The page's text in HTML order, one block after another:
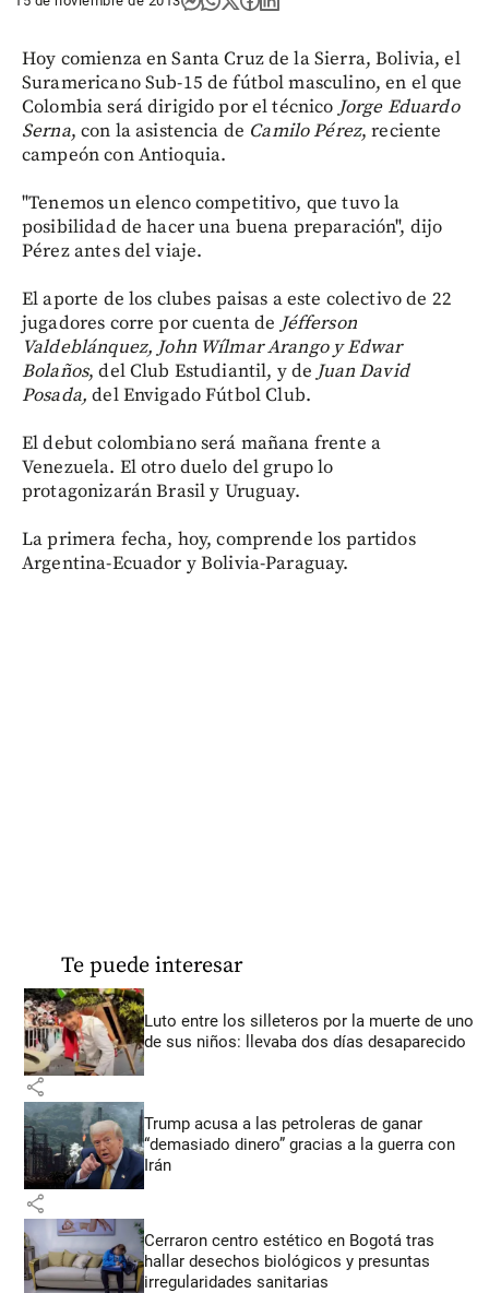
Hoy comienza en Santa Cruz de la Sierra, Bolivia, el
Suramericano Sub-15 de fútbol masculino, en el que
Colombia será dirigido por el técnico Jorge Eduardo
Serna, con la asistencia de Camilo Pérez, reciente
campeón con Antioquia.
"Tenemos un elenco competitivo, que tuvo la
posibilidad de hacer una buena preparación", dijo
Pérez antes del viaje.
El aporte de los clubes paisas a este colectivo de 22
jugadores corre por cuenta de Jéfferson
Valdeblánquez, John Wílmar Arango y Edwar
Bolaños, del Club Estudiantil, y de Juan David
Posada,del Envigado Fútbol Club.
El debut colombiano será mañana frente a
Venezuela. El otro duelo del grupo lo
protagonizarán Brasil y Uruguay.
La primera fecha, hoy, comprende los partidos
Argentina-Ecuador y Bolivia-Paraguay.
Te puede interesar
Luto entre los silleteros por la muerte de uno
de sus niños: llevaba dos días desaparecido
share
Trump acusa a las petroleras de ganar
“demasiado dinero” gracias a la guerra con
Irán
share
Cerraron centro estético en Bogotá tras
hallar desechos biológicos y presuntas
irregularidades sanitarias